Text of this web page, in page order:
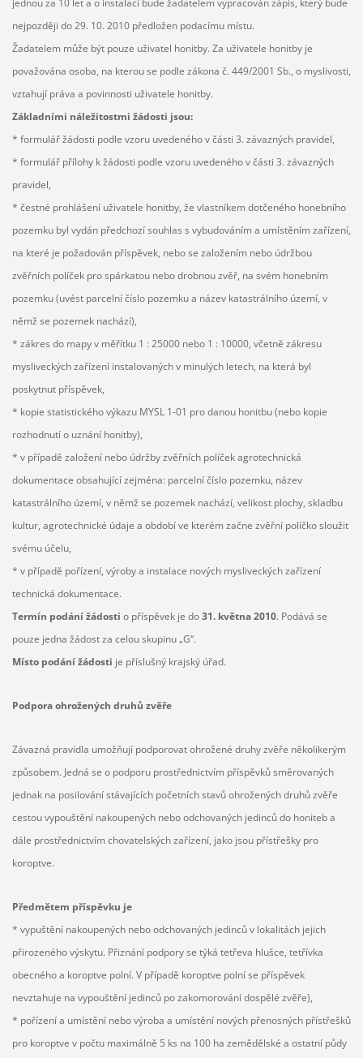
jednou za 10 let a o instalaci bude žadatelem vypracován zápis, který bude
nejpozději do 29. 10. 2010 předložen podacímu místu.
Žadatelem může být pouze uživatel honitby. Za uživatele honitby je
považována osoba, na kterou se podle zákona č. 449/2001 Sb., o myslivosti,
vztahují práva a povinnosti uživatele honitby.
Základními náležitostmi žádosti jsou:
* formulář žádosti podle vzoru uvedeného v části 3. závazných pravidel,
* formulář přílohy k žádosti podle vzoru uvedeného v části 3. závazných
pravidel,
* čestné prohlášení uživatele honitby, že vlastníkem dotčeného honebního
pozemku byl vydán předchozí souhlas s vybudováním a umístěním zařízení,
na které je požadován příspěvek, nebo se založením nebo údržbou
zvěřních políček pro spárkatou nebo drobnou zvěř, na svém honebním
pozemku (uvést parcelní číslo pozemku a název katastrálního území, v
němž se pozemek nachází),
* zákres do mapy v měřítku 1 : 25000 nebo 1 : 10000, včetně zákresu
mysliveckých zařízení instalovaných v minulých letech, na která byl
poskytnut příspěvek,
* kopie statistického výkazu MYSL 1-01 pro danou honitbu (nebo kopie
rozhodnutí o uznání honitby),
* v případě založení nebo údržby zvěřních políček agrotechnická
dokumentace obsahující zejména: parcelní číslo pozemku, název
katastrálního území, v němž se pozemek nachází, velikost plochy, skladbu
kultur, agrotechnické údaje a období ve kterém začne zvěřní políčko sloužit
svému účelu,
* v případě pořízení, výroby a instalace nových mysliveckých zařízení
technická dokumentace.
Termín podání žádosti o příspěvek je do31. května 2010. Podává se
pouze jedna žádost za celou skupinu „G“.
Místo podání žádosti je příslušný krajský úřad.
Podpora ohrožených druhů zvěře
Závazná pravidla umožňují podporovat ohrožené druhy zvěře několikerým
způsobem. Jedná se o podporu prostřednictvím příspěvků směrovaných
jednak na posilování stávajících početních stavů ohrožených druhů zvěře
cestou vypouštění nakoupených nebo odchovaných jedinců do honiteb a
dále prostřednictvím chovatelských zařízení, jako jsou přístřešky pro
koroptve.
Předmětem příspěvku je
* vypuštění nakoupených nebo odchovaných jedinců v lokalitách jejich
přirozeného výskytu. Přiznání podpory se týká tetřeva hlušce, tetřívka
obecného a koroptve polní. V případě koroptve polní se příspěvek
nevztahuje na vypouštění jedinců po zakomorování dospělé zvěře),
* pořízení a umístění nebo výroba a umístění nových přenosných přístřešků
pro koroptve v počtu maximálně 5 ks na 100 ha zemědělské a ostatní půdy